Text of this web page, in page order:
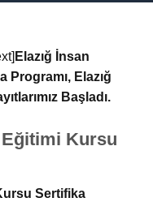
Elazığ İnsan
Programı, Elazığ
Başladı.
Eğitimi Kursu
Sertifika